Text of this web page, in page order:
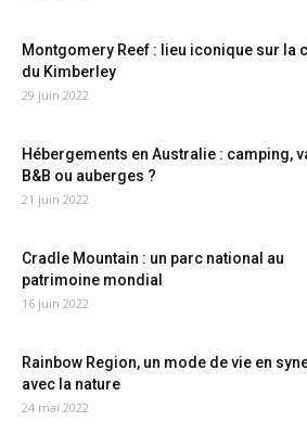
Montgomery Reef : lieu iconique sur la
du Kimberley
29 juin 2022
Hébergements en Australie : camping,
B&B ou auberges ?
21 juin 2022
Cradle Mountain : un parc national au
patrimoine mondial
16 juin 2022
Rainbow Region, un mode de vie en
avec la nature
24 mai 2022